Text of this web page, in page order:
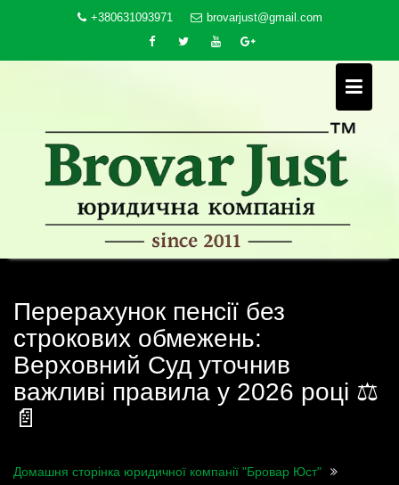
+380631093971 brovarjust@gmail.com
Перерахунок пенсії без
строкових обмежень:
Верховний Суд уточнив
важливі правила у 2026 році ⚖️
📄
Домашня сторінка юридичної компанії "Бровар Юст"